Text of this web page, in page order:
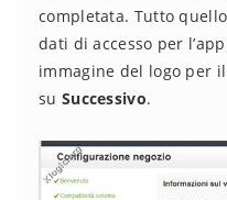
completata. Tutto
dati di accesso per
immagine del logo per
su Successivo.